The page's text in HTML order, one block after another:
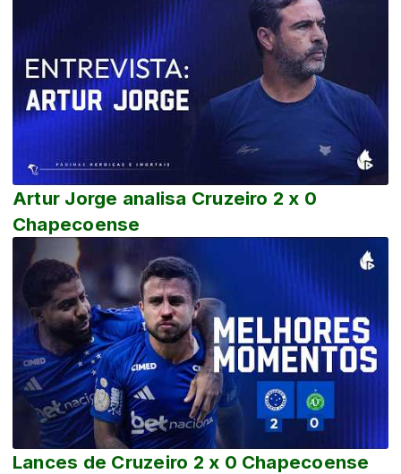
Artur Jorge analisa Cruzeiro 2 x 0
Chapecoense
Lances de Cruzeiro 2 x 0 Chapecoense